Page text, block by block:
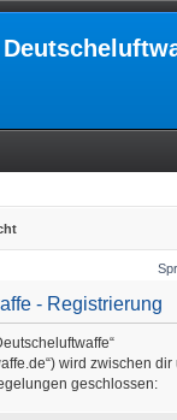
- Registrierung
wird zwischen
geschlossen: